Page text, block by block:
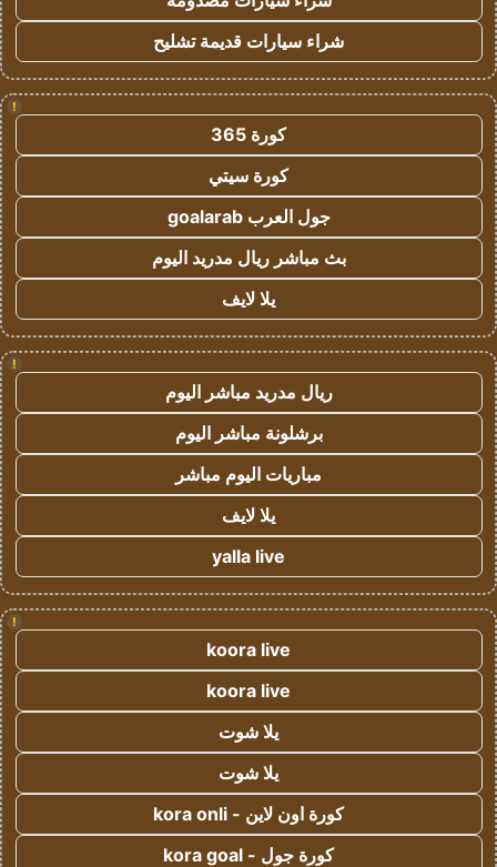
شراء سيارات قديمة تشليح
!
كورة 365
كورة سيتي
جول العرب goalarab
بث مباشر ريال مدريد اليوم
يلا لايف
!
ريال مدريد مباشر اليوم
برشلونة مباشر اليوم
مباريات اليوم مباشر
يلا لايف
yalla live
!
koora live
koora live
يلا شوت
يلا شوت
كورة اون لاين - kora onli
كورة جول - kora goal